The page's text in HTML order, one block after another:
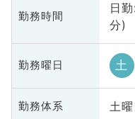
勤務時間
日
分)
勤務曜日 土
勤務体系 土